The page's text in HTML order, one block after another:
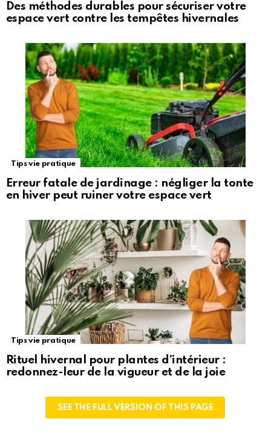
Des méthodes durables pour sécuriser votre
espace vert contre les tempêtes hivernales
Tips vie pratique
Erreur fatale de jardinage : négliger la tonte
en hiver peut ruiner votre espace vert
Tips vie pratique
Rituel hivernal pour plantes d’intérieur :
redonnez-leur de la vigueur et de la joie
SEE THE FULL VERSION OF THIS PAGE